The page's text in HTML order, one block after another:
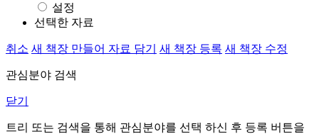
설정
선택한 자료
취소 새 책장 만들어 자료 담기 새 책장 등록 새 책장 수정
관심분야 검색
닫기
트리 또는 검색을 통해 관심분야를 선택 하신 후 등록 버튼을